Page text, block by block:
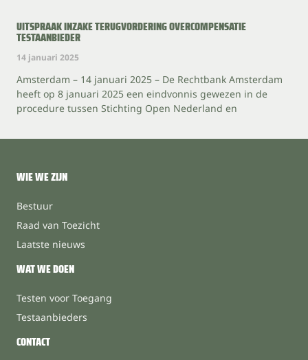
UITSPRAAK INZAKE TERUGVORDERING OVERCOMPENSATIE
TESTAANBIEDER
14 januari 2025
Amsterdam – 14 januari 2025 – De Rechtbank Amsterdam
heeft op 8 januari 2025 een eindvonnis gewezen in de
procedure tussen Stichting Open Nederland en
WIE WE ZIJN
Bestuur
Raad van Toezicht
Laatste nieuws
WAT WE DOEN
Testen voor Toegang
Testaanbieders
CONTACT